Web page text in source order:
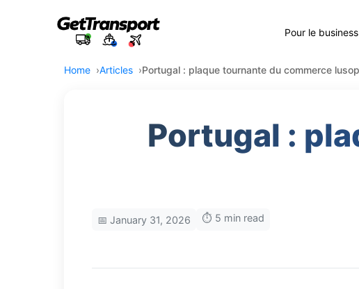
Pour le business
Home Articles Portugal : plaque tournante du commerce
Portugal :
📅 January 31, 2026 ⏱️ 5 min read